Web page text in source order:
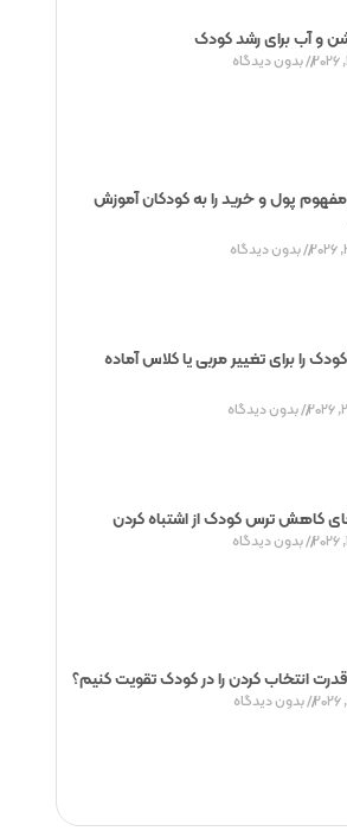
شن و آب برای رشد کودک
بدون دیدگاه
پول و خرید را به کودکان آموزش
بدون دیدگاه
را برای تغییر مربی یا کلاس آماده
بدون دیدگاه
کاهش ترس کودک از اشتباه کردن
بدون دیدگاه
انتخاب کردن را در کودک تقویت کنیم؟
بدون دیدگاه